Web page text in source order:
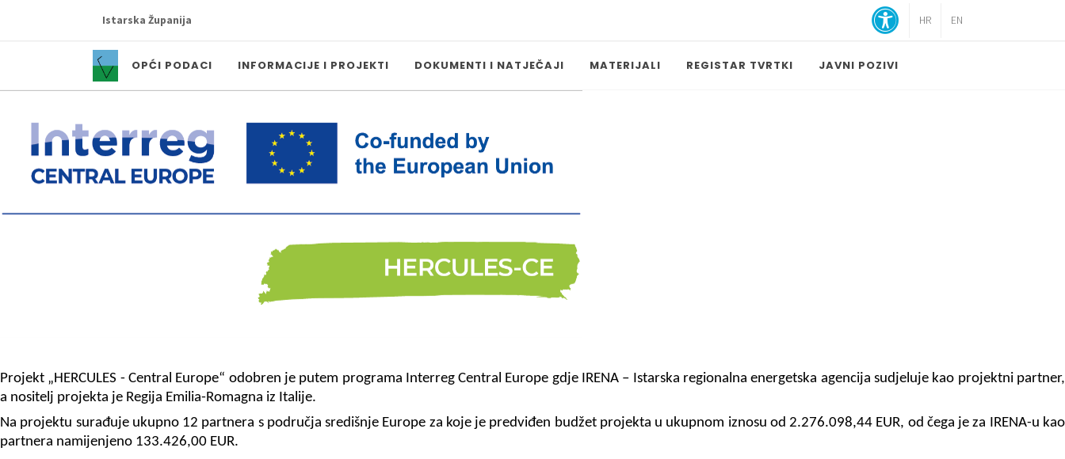
Istarska Županija HR EN
OPĆI PODACI INFORMACIJE I PROJEKTI DOKUMENTI I NATJEČAJI MATERIJALI REGISTAR TVRTKI JAVNI POZIVI
Projekt „HERCULES - Central Europe“ odobren je putem programa Interreg Central Europe gdje IRENA – Istarska regionalna energetska agencija sudjeluje kao projektni partner,
a nositelj projekta je Regija Emilia-Romagna iz Italije.
Na projektu surađuje ukupno 12 partnera s područja središnje Europe za koje je predviđen budžet projekta u ukupnom iznosu od 2.276.098,44 EUR, od čega je za IRENA-u kao
partnera namijenjeno 133.426,00 EUR.